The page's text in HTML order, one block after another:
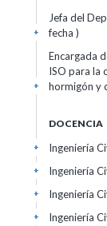
Jefa del
fecha )
+
Encargada
ISO para la
hormigón y
+
DOCENCIA
Ingeniería
+
Ingeniería
+
Ingeniería
+
Ingeniería
+